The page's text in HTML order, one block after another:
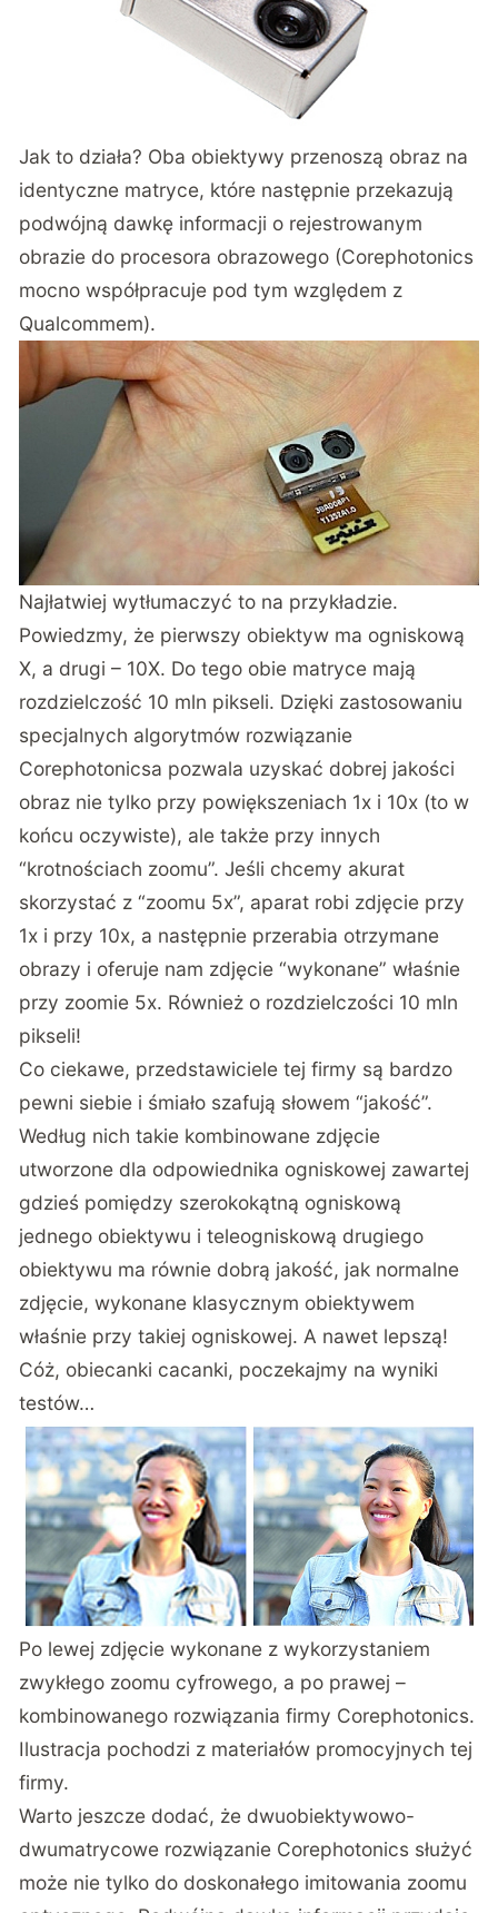
Jak to działa? Oba obiektywy przenoszą obraz na
identyczne matryce, które następnie przekazują
podwójną dawkę informacji o rejestrowanym
obrazie do procesora obrazowego (Corephotonics
mocno współpracuje pod tym względem z
Qualcommem).
Najłatwiej wytłumaczyć to na przykładzie.
Powiedzmy, że pierwszy obiektyw ma ogniskową
X, a drugi – 10X. Do tego obie matryce mają
rozdzielczość 10 mln pikseli. Dzięki zastosowaniu
specjalnych algorytmów rozwiązanie
Corephotonicsa pozwala uzyskać dobrej jakości
obraz nie tylko przy powiększeniach 1x i 10x (to w
końcu oczywiste), ale także przy innych
“krotnościach zoomu”. Jeśli chcemy akurat
skorzystać z “zoomu 5x”, aparat robi zdjęcie przy
1x i przy 10x, a następnie przerabia otrzymane
obrazy i oferuje nam zdjęcie “wykonane” właśnie
przy zoomie 5x. Również o rozdzielczości 10 mln
pikseli!
Co ciekawe, przedstawiciele tej firmy są bardzo
pewni siebie i śmiało szafują słowem “jakość”.
Według nich takie kombinowane zdjęcie
utworzone dla odpowiednika ogniskowej zawartej
gdzieś pomiędzy szerokokątną ogniskową
jednego obiektywu i teleogniskową drugiego
obiektywu ma równie dobrą jakość, jak normalne
zdjęcie, wykonane klasycznym obiektywem
właśnie przy takiej ogniskowej. A nawet lepszą!
Cóż, obiecanki cacanki, poczekajmy na wyniki
testów…
Po lewej zdjęcie wykonane z wykorzystaniem
zwykłego zoomu cyfrowego, a po prawej –
kombinowanego rozwiązania firmy Corephotonics.
Ilustracja pochodzi z materiałów promocyjnych tej
firmy.
Warto jeszcze dodać, że dwuobiektywowo-
dwumatrycowe rozwiązanie Corephotonics służyć
może nie tylko do doskonałego imitowania zoomu